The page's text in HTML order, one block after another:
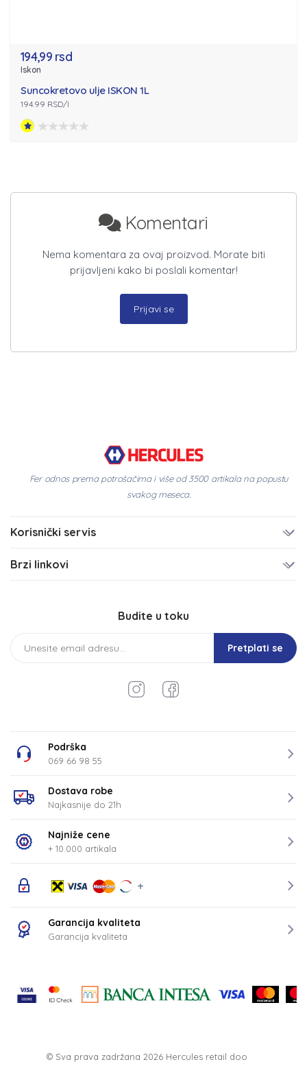
194,99 rsd
Iskon
Suncokretovo ulje ISKON 1L
194.99 RSD/l
Komentari
Nema komentara za ovaj proizvod. Morate biti
prijavljeni kako bi poslali komentar!
Prijavi se
Fer odnos prema potrošačima i više od 3500 artikala na popustu
svakog meseca.
Korisnički servis
Brzi linkovi
Budite u toku
Pretplati se
Podrška
069 66 98 55
Dostava robe
Najkasnije do 21h
Najniže cene
+ 10.000 artikala
Garancija kvaliteta
Garancija kvaliteta
© Sva prava zadržana 2026Hercules retail doo